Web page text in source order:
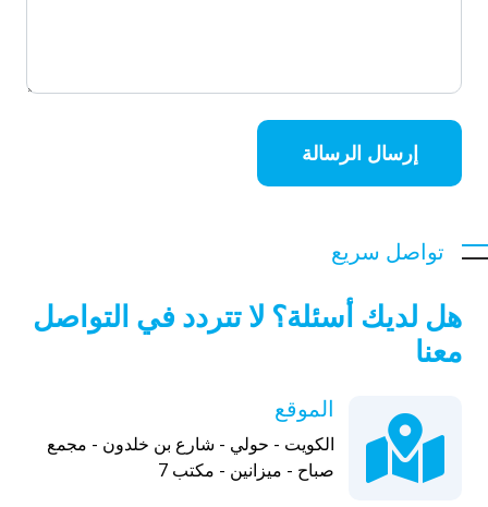
إرسال الرسالة
تواصل سريع
هل لديك أسئلة؟ لا تتردد في التواصل
معنا
الموقع
الكويت - حولي - شارع بن خلدون - مجمع
صباح - ميزانين - مكتب 7